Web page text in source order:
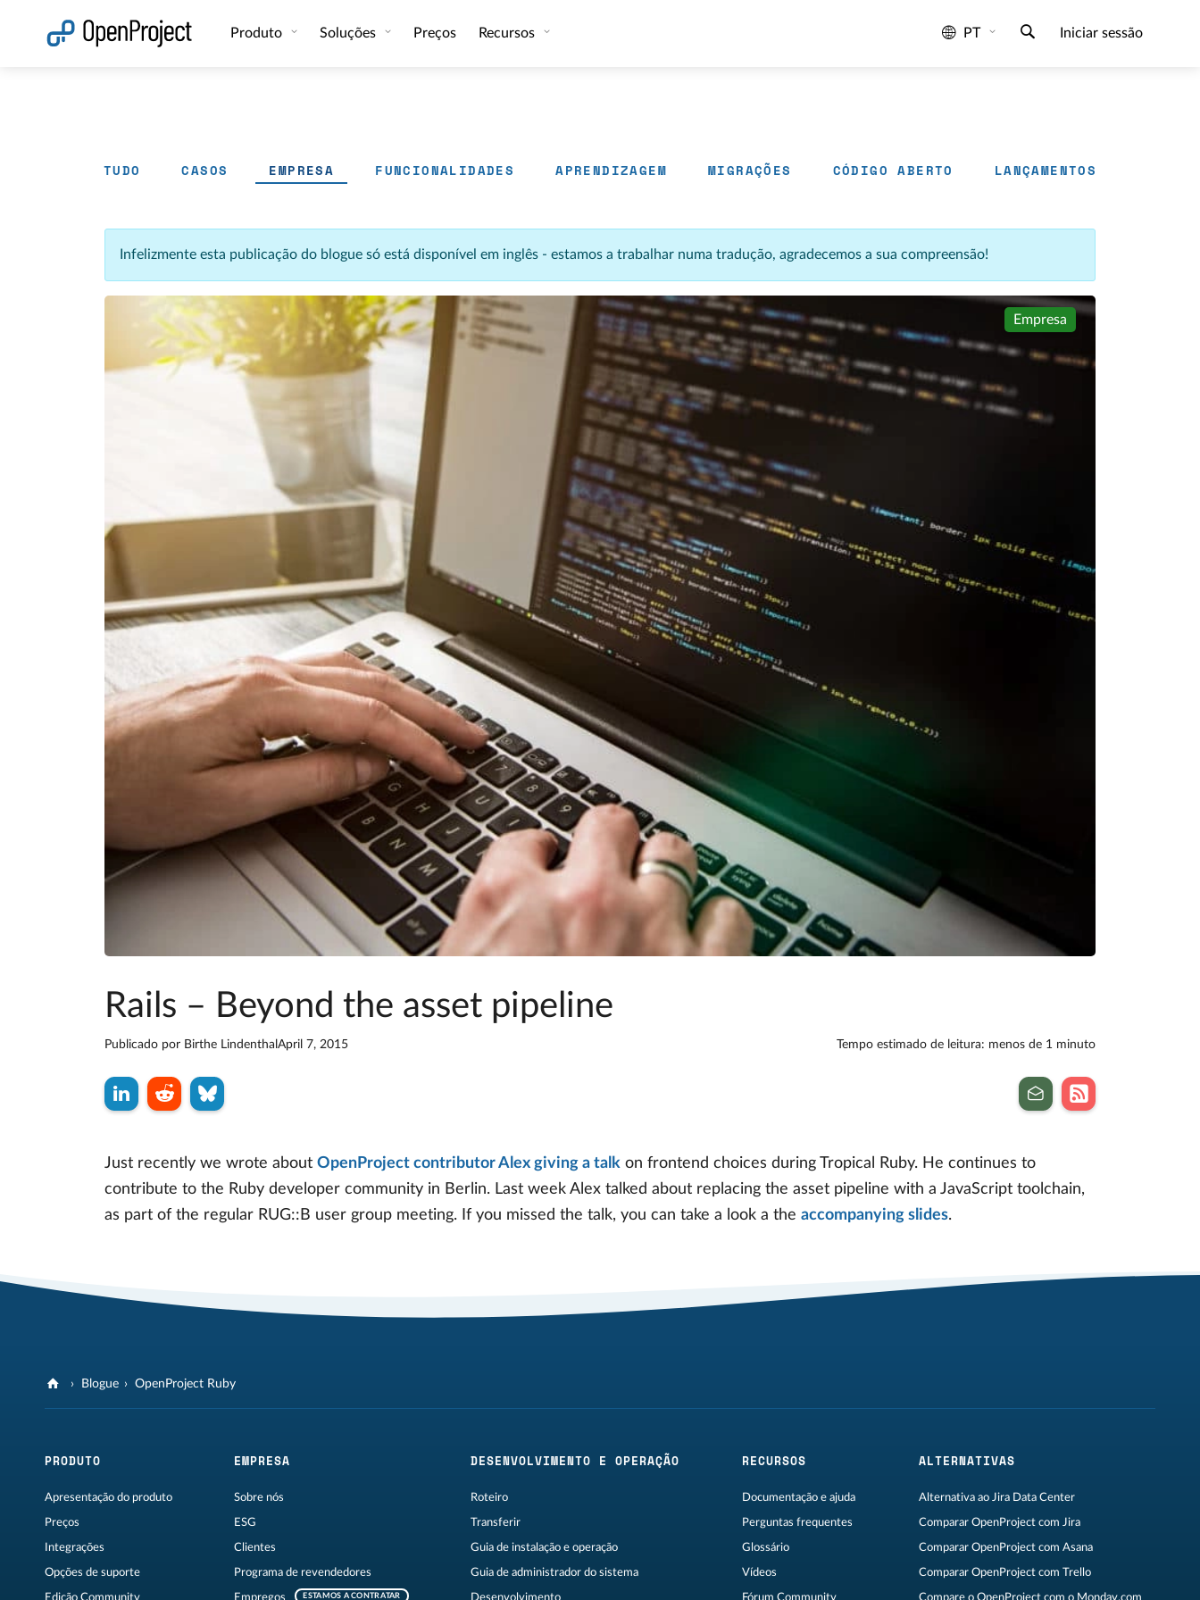
Produto Soluções Preços Recursos PT Iniciar sessão
TUDO CASOS EMPRESA FUNCIONALIDADES APRENDIZAGEM MIGRAÇÕES CÓDIGO ABERTO LANÇAMENTOS
Infelizmente esta publicação do blogue só está disponível em inglês - estamos a trabalhar numa tradução, agradecemos a sua compreensão!
Empresa
Rails – Beyond the asset pipeline
Publicado por Birthe Lindenthal April 7, 2015 Tempo estimado de leitura: menos de 1 minuto
Just recently we wrote about OpenProject contributor Alex giving a talk on frontend choices during Tropical Ruby. He continues to
contribute to the Ruby developer community in Berlin. Last week Alex talked about replacing the asset pipeline with a JavaScript toolchain,
as part of the regular RUG::B user group meeting. If you missed the talk, you can take a look a the accompanying slides.
Blogue OpenProject Ruby
PRODUTO
Apresentação do produto
Preços
Integrações
Opções de suporte
Edição Community
EMPRESA
Sobre nós
ESG
Clientes
Programa de revendedores
Empregos ESTAMOS A CONTRATAR
DESENVOLVIMENTO E OPERAÇÃO
Roteiro
Transferir
Guia de instalação e operação
Guia de administrador do sistema
Desenvolvimento
RECURSOS
Documentação e ajuda
Perguntas frequentes
Glossário
Vídeos
Fórum Community
ALTERNATIVAS
Alternativa ao Jira Data Center
Comparar OpenProject com Jira
Comparar OpenProject com Asana
Comparar OpenProject com Trello
Compare o OpenProject com o Monday.com